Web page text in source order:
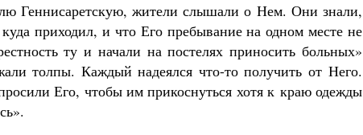
Геннисаретскую, жители слышали о Нем. Они знали,
приходил, и что Его пребывание на одном месте не
ту и начали на постелях приносить больных»
толпы. Каждый надеялся что-то получить от Него.
Его, чтобы им прикоснуться хотя к краю одежды